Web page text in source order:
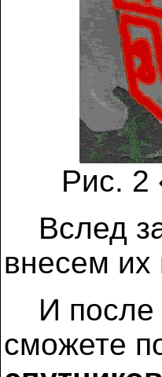
Рис. 2
Вслед
внесем
И после
сможете